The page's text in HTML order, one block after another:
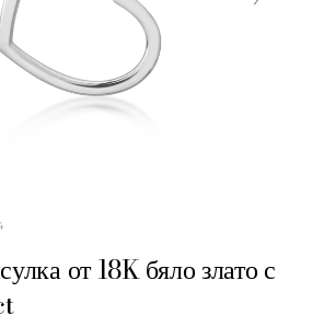
от 18K бяло злато с